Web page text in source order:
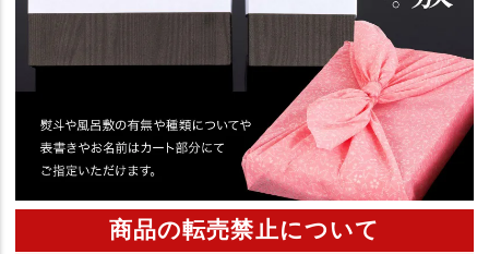
商品の転売禁止について